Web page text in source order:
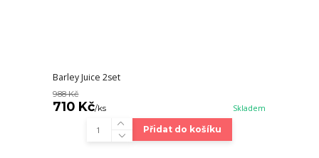
Barley Juice 2set
988 Kč
710 Kč/ks Skladem
Přidat do košíku